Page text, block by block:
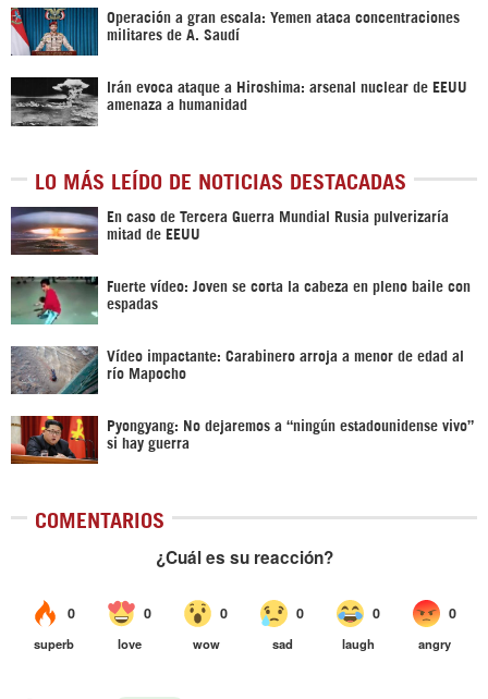
Operación a gran escala: Yemen ataca concentraciones
militares de A. Saudí
Irán evoca ataque a Hiroshima: arsenal nuclear de EEUU
amenaza a humanidad
LO MÁS LEÍDO DE NOTICIAS DESTACADAS
En caso de Tercera Guerra Mundial Rusia pulverizaría
mitad de EEUU
Fuerte vídeo: Joven se corta la cabeza en pleno baile con
espadas
Vídeo impactante: Carabinero arroja a menor de edad al
río Mapocho
Pyongyang: No dejaremos a “ningún estadounidense vivo”
si hay guerra
COMENTARIOS